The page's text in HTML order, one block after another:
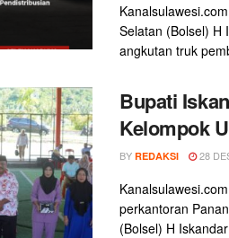
Selatan (Bolsel) H
angkutan truk
Bupati
Kelompok
BY REDAKSI 28
perkantoran
(Bolsel) H